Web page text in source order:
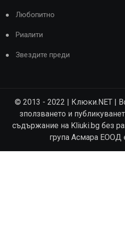
Любопитно
Риалити
Звездите преди
© 2013 - 2022 | Клюки.NET |
зползването и
съдържание на Kliuki.bg без
група Асмара ЕООД